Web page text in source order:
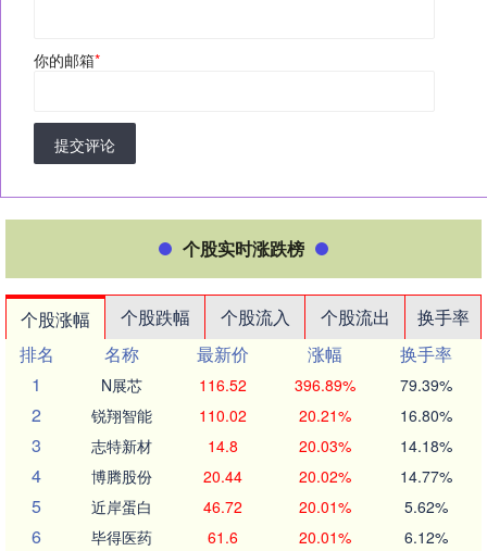
你的邮箱*
提交评论
个股实时涨跌榜
个股涨幅 个股跌幅 个股流入 个股流出
换手率
排名
名称 最新价 涨幅
换手率
1
N展芯 116.52 396.89% 79.39%
2 锐翔智能 110.02 20.21% 16.80%
3 志特新材 14.8 20.03% 14.18%
4 博腾股份 20.44 20.02% 14.77%
5 近岸蛋白 46.72 20.01% 5.62%
6 毕得医药 61.6 20.01% 6.12%